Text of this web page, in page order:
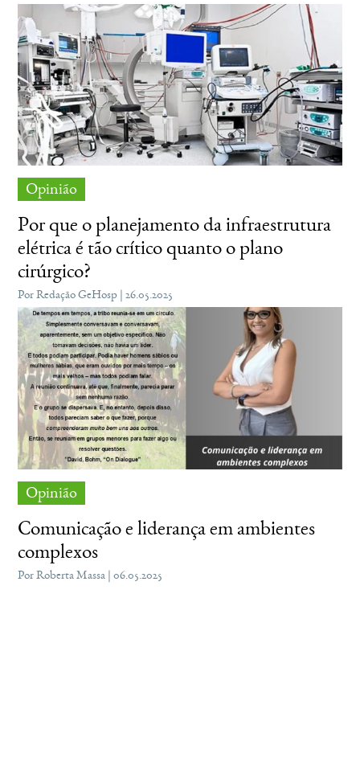
Opinião
Por que o planejamento da infraestrutura
elétrica é tão crítico quanto o plano
cirúrgico?
Por Redação GeHosp | 26.05.2025
Opinião
Comunicação e liderança em ambientes
complexos
Por Roberta Massa | 06.05.2025